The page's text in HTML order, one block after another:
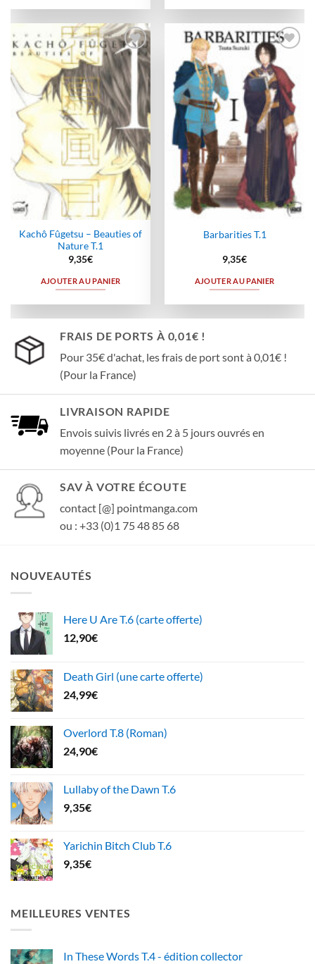
Ajouter
à la
wishlist
Kachô Fûgetsu – Beauties of
Nature T.1
9,35€
AJOUTER AU PANIER
Ajouter
à la
wishlist
Barbarities T.1
9,35€
AJOUTER AU PANIER
FRAIS DE PORTS À 0,01€ !
Pour 35€ d'achat, les frais de port sont à 0,01€ !
(Pour la France)
LIVRAISON RAPIDE
Envois suivis livrés en 2 à 5 jours ouvrés en
moyenne (Pour la France)
SAV À VOTRE ÉCOUTE
contact [@] pointmanga.com
ou : +33 (0)1 75 48 85 68
NOUVEAUTÉS
Here U Are T.6 (carte offerte)
12,90€
Death Girl (une carte offerte)
24,99€
Overlord T.8 (Roman)
24,90€
Lullaby of the Dawn T.6
9,35€
Yarichin Bitch Club T.6
9,35€
MEILLEURES VENTES
In These Words T.4 - édition collector